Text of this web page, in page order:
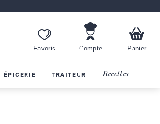
Favoris Compte Panier
ÉPICERIE TRAITEUR Recettes